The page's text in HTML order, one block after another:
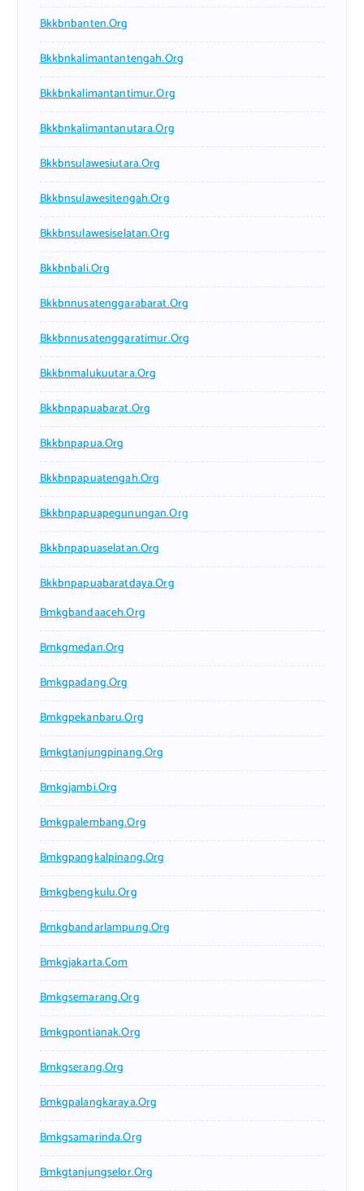
Bkkbnbanten.org
Bkkbnkalimantantengah.org
Bkkbnkalimantantimur.org
Bkkbnkalimantanutara.org
Bkkbnsulawesiutara.org
Bkkbnsulawesitengah.org
Bkkbnsulawesiselatan.org
Bkkbnbali.org
Bkkbnnusatenggarabarat.org
Bkkbnnusatenggaratimur.org
Bkkbnmalukuutara.org
Bkkbnpapuabarat.org
Bkkbnpapua.org
Bkkbnpapuatengah.org
Bkkbnpapuapegunungan.org
Bkkbnpapuaselatan.org
Bkkbnpapuabaratdaya.org
Bmkgbandaaceh.org
Bmkgmedan.org
Bmkgpadang.org
Bmkgpekanbaru.org
Bmkgtanjungpinang.org
Bmkgjambi.org
Bmkgpalembang.org
Bmkgpangkalpinang.org
Bmkgbengkulu.org
Bmkgbandarlampung.org
Bmkgjakarta.com
Bmkgsemarang.org
Bmkgpontianak.org
Bmkgserang.org
Bmkgpalangkaraya.org
Bmkgsamarinda.org
Bmkgtanjungselor.org